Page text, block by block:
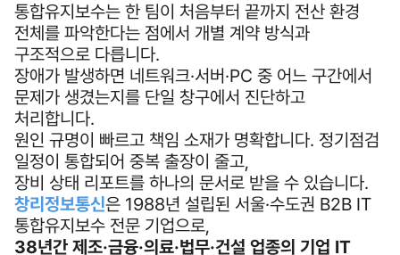
통합유지보수는 한 팀이 처음부터 끝까지 전산 환경
전체를 파악한다는 점에서 개별 계약 방식과
구조적으로 다릅니다.
장애가 발생하면 네트워크·서버·PC 중 어느 구간에서
문제가 생겼는지를 단일 창구에서 진단하고
처리합니다.
원인 규명이 빠르고 책임 소재가 명확합니다. 정기점검
일정이 통합되어 중복 출장이 줄고,
장비 상태 리포트를 하나의 문서로 받을 수 있습니다.
창리정보통신은 1988년 설립된 서울·수도권 B2B IT
통합유지보수 전문 기업으로,
38년간 제조·금융·의료·법무·건설 업종의 기업 IT